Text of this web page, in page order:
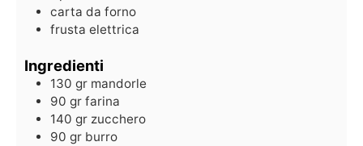
carta da forno
frusta elettrica
Ingredienti
130 gr mandorle
90 gr farina
140 gr zucchero
90 gr burro